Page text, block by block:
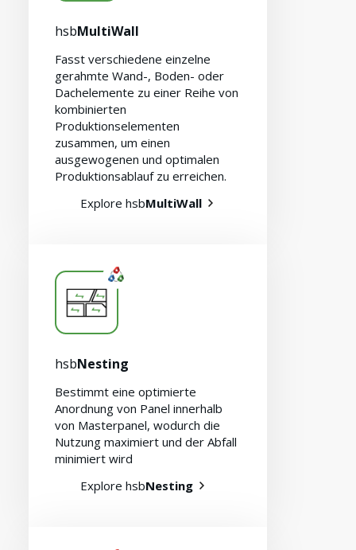
hsbMultiWall
Fasst verschiedene einzelne
gerahmte Wand-, Boden- oder
Dachelemente zu einer Reihe von
kombinierten
Produktionselementen
zusammen, um einen
ausgewogenen und optimalen
Produktionsablauf zu erreichen.
Explore hsbMultiWall
hsbNesting
Bestimmt eine optimierte
Anordnung von Panel innerhalb
von Masterpanel, wodurch die
Nutzung maximiert und der Abfall
minimiert wird
Explore hsbNesting